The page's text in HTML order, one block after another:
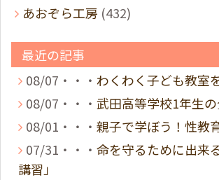
あおぞら工房 (432)
最近の記事
08/07・・・ わくわく子ども教室
08/07・・・ 武田高等学校1年生
08/01・・・ 親子で学ぼう！性教
07/31・・・ 命を守るために出来
講習」